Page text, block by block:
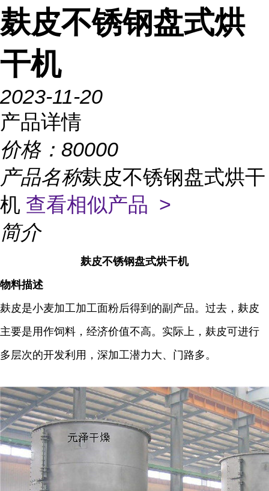
麸皮不锈钢盘式烘
干机
2023-11-20
产品详情
价格： 80000
产品名称麸皮不锈钢盘式烘干
机 查看相似产品 >
简介
麸皮不锈钢盘式烘干机
物料描述
麸皮是小麦加工加工面粉后得到的副产品。过去，麸皮
主要是用作饲料，经济价值不高。实际上，麸皮可进行
多层次的开发利用，深加工潜力大、门路多。